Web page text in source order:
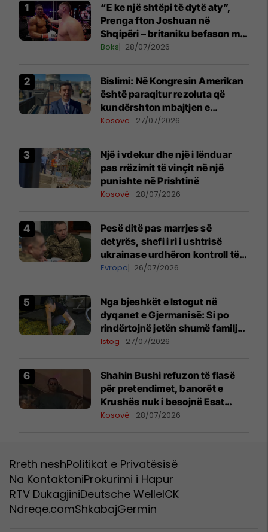
“E ke një shtëpi të dytë aty”,
Prenga fton Joshuan në
Shqipëri – britaniku befason me
komentin
Boks 28/07/2026
Bislimi: Në Kongresin Amerikan
është paraqitur rezoluta që
kundërshton mbajtjen e
Asamblesë Parlamentare të
Kosovë 27/07/2026
Një i vdekur dhe një i lënduar
pas rrëzimit të vinçit në një
punishte në Prishtinë
Kosovë 28/07/2026
Pesë ditë pas marrjes së
detyrës, shefi i ri i ushtrisë
ukrainase urdhëron kontroll të
madh
Evropa 26/07/2026
Nga bjeshkët e Istogut në
dyqanet e Gjermanisë: Si po
rindërtojnë jetën shumë familje
nga eksporti i bimëve mjekësore
Istog 27/07/2026
Shahin Bushi refuzon të flasë
për pretendimet, banorët e
Krushës nuk i besojnë Esat
Shalës
Kosovë 28/07/2026
Rreth neshPolitikat e Privatësisë
Na KontaktoniProkurimi i Hapur
RTV DukagjiniDeutsche WelleICK
Ndreqe.comShkabajGermin